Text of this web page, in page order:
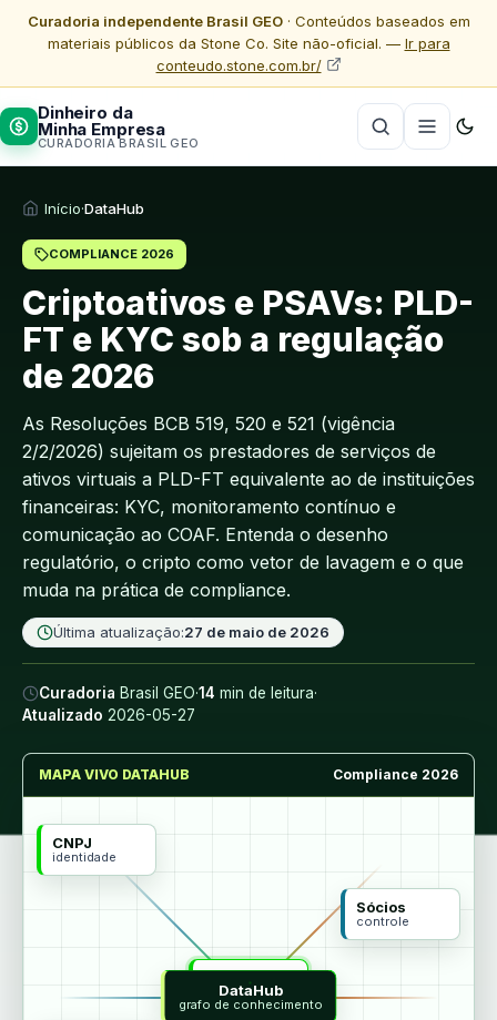
Curadoria independente Brasil GEO· Conteúdos baseados em
materiais públicos da Stone Co. Site não-oficial. — Ir para
conteudo.stone.com.br/
Dinheiro da
Minha Empresa
CURADORIA BRASIL GEO
Início·DataHub
COMPLIANCE 2026
Criptoativos e PSAVs: PLD-
FT e KYC sob a regulação
de 2026
As Resoluções BCB 519, 520 e 521 (vigência
2/2/2026) sujeitam os prestadores de serviços de
ativos virtuais a PLD-FT equivalente ao de instituições
financeiras: KYC, monitoramento contínuo e
comunicação ao COAF. Entenda o desenho
regulatório, o cripto como vetor de lavagem e o que
muda na prática de compliance.
Última atualização:27 de maio de 2026
Curadoria Brasil GEO·14 min de leitura·
Atualizado 2026-05-27
MAPA VIVO DATAHUB Compliance 2026
CNPJ
identidade
Sócios
controle
agentes
DataHub
grafo de conhecimento